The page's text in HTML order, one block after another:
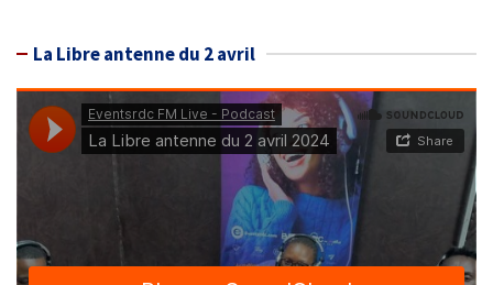
La Libre antenne du 2 avril